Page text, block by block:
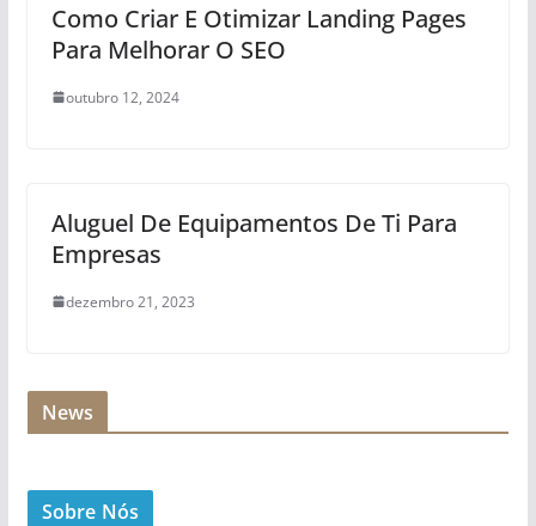
Como Criar E Otimizar Landing Pages
Para Melhorar O SEO
outubro 12, 2024
Aluguel De Equipamentos De Ti Para
Empresas
dezembro 21, 2023
News
Sobre Nós